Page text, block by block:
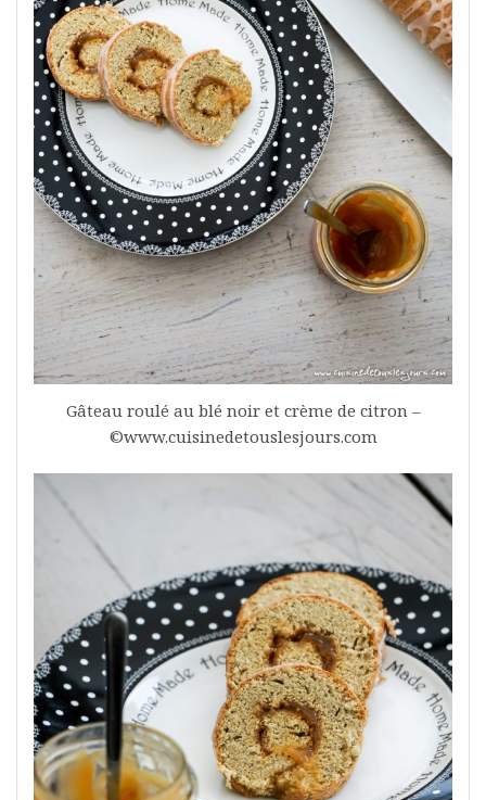
Gâteau roulé au blé noir et crème de citron –
©www.cuisinedetouslesjours.com